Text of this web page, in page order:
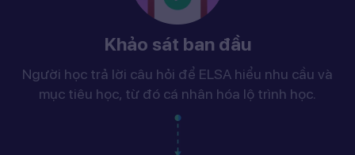
Khảo sát ban đầu
Người học trả lời câu hỏi để ELSA hiểu nhu cầu và
mục tiêu học, từ đó cá nhân hóa lộ trình học.